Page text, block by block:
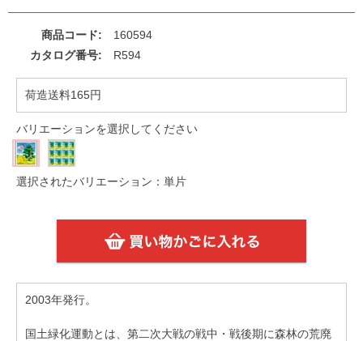
商品コード
160594
カタログ番号
R594
荷造送料165円
バリエーションを選択してください
選択されたバリエーション：単片
2003年発行。
国土緑化運動とは、第二次大戦の戦中・戦後期に森林の荒廃